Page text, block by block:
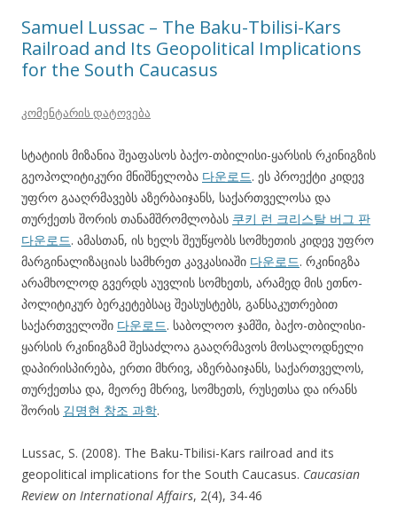
Samuel Lussac – The Baku-Tbilisi-Kars
Railroad and Its Geopolitical Implications
for the South Caucasus
კომენტარის დატოვება
სტატიის მიზანია შეაფასოს ბაქო-თბილისი-ყარსის რკინიგზის
გეოპოლიტიკური მნიშნელობა 다운로드. ეს პროექტი კიდევ
უფრო გააღრმავებს აზერბაიჯანს, საქართველოსა და
თურქეთს შორის თანამშრომლობას 쿠키 런 크리스탈 버그 판
다운로드. ამასთან, ის ხელს შეუწყობს სომხეთის კიდევ უფრო
მარგინალიზაციას სამხრეთ კავკასიაში 다운로드. რკინიგზა
არამხოლოდ გვერდს აუვლის სომხეთს, არამედ მის ეთნო-
პოლიტიკურ ბერკეტებსაც შეასუსტებს, განსაკუთრებით
საქართველოში 다운로드. საბოლოო ჯამში, ბაქო-თბილისი-
ყარსის რკინიგზამ შესაძლოა გააღრმავოს მოსალოდნელი
დაპირისპირება, ერთი მხრივ, აზერბაიჯანს, საქართველოს,
თურქეთსა და, მეორე მხრივ, სომხეთს, რუსეთსა და ირანს
შორის 김명현 창조 과학.
Lussac, S. (2008). The Baku-Tbilisi-Kars railroad and its
geopolitical implications for the South Caucasus. Caucasian
Review on International Affairs, 2(4), 34-46